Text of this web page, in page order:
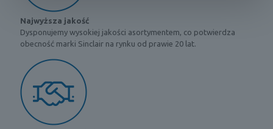
Najwyższa jakość
Dysponujemy wysokiej jakości asortymentem, co potwierdza
obecność marki Sinclair na rynku od prawie 20 lat.